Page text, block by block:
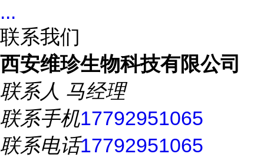
...
联系我们
西安维珍生物科技有限公司
联系人 马经理
联系手机17792951065
联系电话17792951065